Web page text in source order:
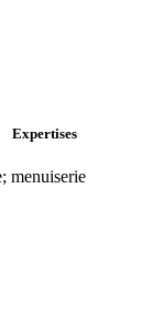
Expertises
menuiserie